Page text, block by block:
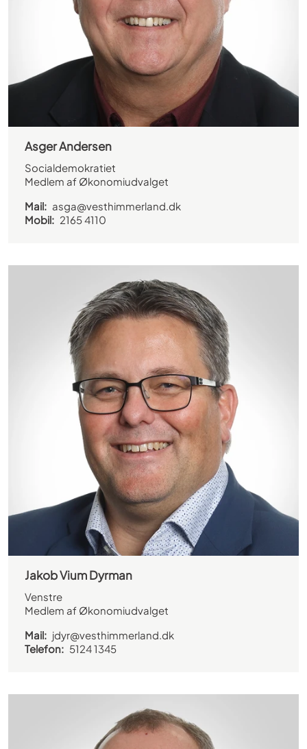
Asger Andersen
Socialdemokratiet
Medlem af Økonomiudvalget
Mail: asga@vesthimmerland.dk
Mobil: 2165 4110
Jakob Vium Dyrman
Venstre
Medlem af Økonomiudvalget
Mail: jdyr@vesthimmerland.dk
Telefon: 5124 1345